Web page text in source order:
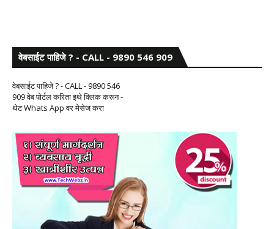
वेबसाईट पाहिजे ? - CALL - 9890 546 909
वेबसाईट पाहिजे ? - CALL - 9890 546
909 वेब पोर्टल करिता इथे क्लिक करून -
थेट Whats App वर मेसेज करा